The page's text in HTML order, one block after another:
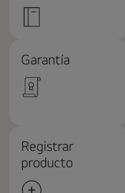
Garantía
Registrar
producto